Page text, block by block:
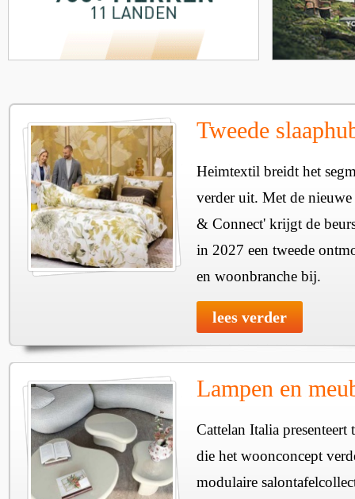
Tweede
Heimtextil breidt het
verder uit. Met de
& Connect' krijgt de
in 2027 een tweede
en woonbranche bij.
lees verder
Lampen en
Cattelan Italia
die het woonconcept
modulaire